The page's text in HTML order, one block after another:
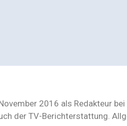
2016 als Redakteur
der TV-Berichterstattung.